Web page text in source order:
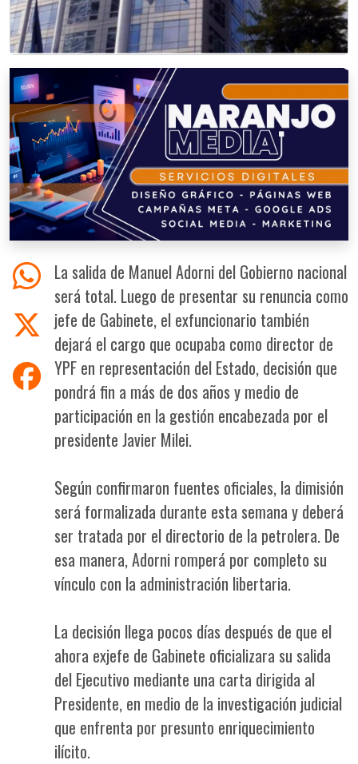
La salida de Manuel Adorni del Gobierno nacional
será total. Luego de presentar su renuncia como
jefe de Gabinete, el exfuncionario también
dejará el cargo que ocupaba como director de
YPF en representación del Estado, decisión que
pondrá fin a más de dos años y medio de
participación en la gestión encabezada por el
presidente Javier Milei.
Según confirmaron fuentes oficiales, la dimisión
será formalizada durante esta semana y deberá
ser tratada por el directorio de la petrolera. De
esa manera, Adorni romperá por completo su
vínculo con la administración libertaria.
La decisión llega pocos días después de que el
ahora exjefe de Gabinete oficializara su salida
del Ejecutivo mediante una carta dirigida al
Presidente, en medio de la investigación judicial
que enfrenta por presunto enriquecimiento
ilícito.